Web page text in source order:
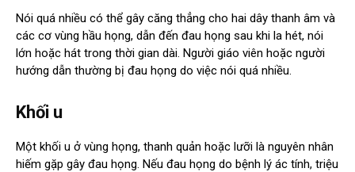
Nói quá nhiều có thể gây căng thẳng cho hai dây thanh âm và
các cơ vùng hầu họng, dẫn đến đau họng sau khi la hét, nói
lớn hoặc hát trong thời gian dài. Người giáo viên hoặc người
hướng dẫn thường bị đau họng do việc nói quá nhiều.
Khối u
Một khối u ở vùng họng, thanh quản hoặc lưỡi là nguyên nhân
hiếm gặp gây đau họng. Nếu đau họng do bệnh lý ác tính, triệu